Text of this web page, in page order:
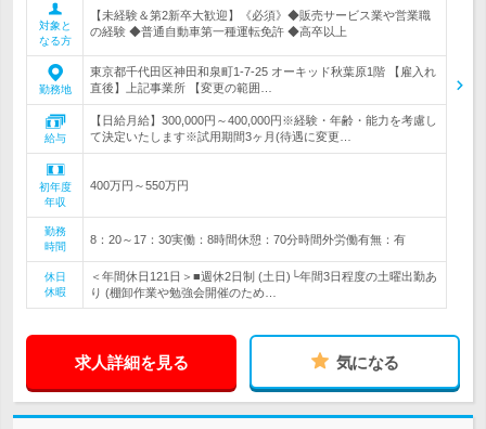
対象と
なる方
【未経験＆第2新卒大歓迎】《必須》◆販売サービス業や営業職
の経験 ◆普通自動車第一種運転免許 ◆高卒以上
勤務地
東京都千代田区神田和泉町1-7-25 オーキッド秋葉原1階 【雇入れ
直後】上記事業所 【変更の範囲…
給与
【日給月給】300,000円～400,000円※経験・年齢・能力を考慮し
て決定いたします※試用期間3ヶ月(待遇に変更…
初年度
年収
400万円～550万円
勤務
時間
8：20～17：30実働：8時間休憩：70分時間外労働有無：有
休日
休暇
＜年間休日121日＞■週休2日制 (土日)└年間3日程度の土曜出勤あ
り (棚卸作業や勉強会開催のため…
求人詳細を見る 気になる